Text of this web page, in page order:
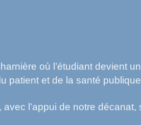
où l’étudiant devient
patient et de la santé
l’appui de notre décanat,